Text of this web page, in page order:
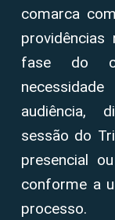
comarca
providências
fase do
audiência,
sessão do
presencial
conforme a
processo.